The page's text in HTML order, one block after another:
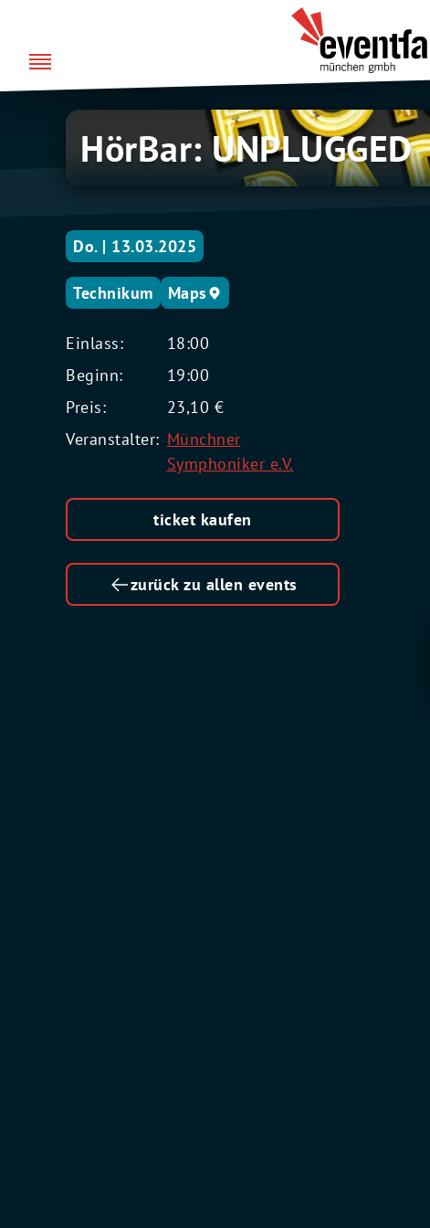
springen
HörBar:
UNPLUGGED
HörBar: UNPLUGGED
Do. | 13.03.2025
Technikum Maps
Einlass:
18:00
Beginn:
19:00
Preis:
23,10 €
Veranstalter: Münchner
Symphoniker e.V.
ticket kaufen
zurück zu allen events